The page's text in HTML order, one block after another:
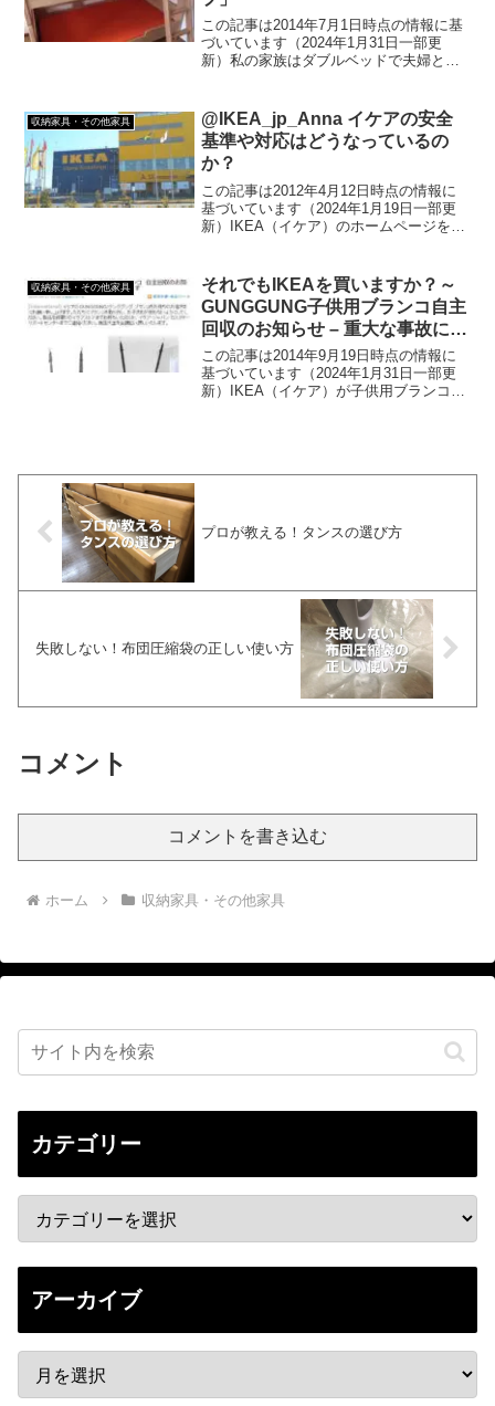
この記事は2014年7月1日時点の情報に基
づいています（2024年1月31日一部更
新）私の家族はダブルベッドで夫婦と下
た。しかしながら、子供の成長とともに
とうとう限界を感...
収納家具・その他家具
@IKEA_jp_Anna イケアの安全
基準や対応はどうなっているの
か？
この記事は2012年4月12日時点の情報に
基づいています（2024年1月19日一部更
新）IKEA（イケア）のホームページを見
なくなっています。」と書いてありま
す。実際...
収納家具・その他家具
それでもIKEAを買いますか？～
GUNGGUNG子供用ブランコ自主
回収のお知らせ – 重大な事故につ
ながる危険
この記事は2014年9月19日時点の情報に
基づいています（2024年1月31日一部更
新）IKEA（イケア）が子供用ブランコ
プロが教える！タンスの選び方
失敗しない！布団圧縮袋の正しい使い方
コメント
コメントを書き込む
ホーム 収納家具・その他家具
カテゴリー
アーカイブ